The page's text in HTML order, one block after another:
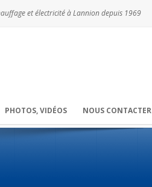
et électricité à Lannion depuis 1969
PHOTOS, VIDÉOS NOUS CONTACTER